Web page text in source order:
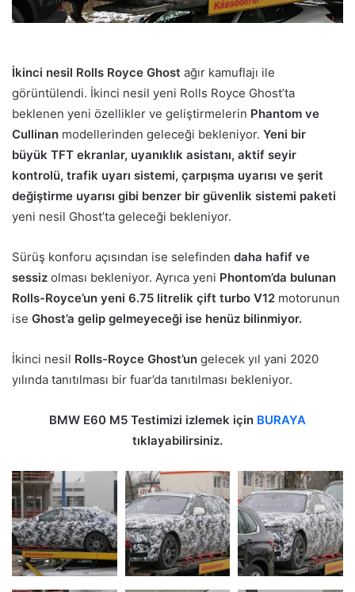
İkinci nesil Rolls Royce Ghost ağır kamuflajı ile
görüntülendi. İkinci nesil yeni Rolls Royce Ghost’ta
beklenen yeni özellikler ve geliştirmelerin Phantom ve
Cullinan modellerinden geleceği bekleniyor. Yeni bir
büyük TFT ekranlar, uyanıklık asistanı, aktif seyir
kontrolü, trafik uyarı sistemi, çarpışma uyarısı ve şerit
değiştirme uyarısı gibi benzer bir güvenlik sistemi paketi
yeni nesil Ghost’ta geleceği bekleniyor.
Sürüş konforu açısından ise selefinden daha hafif ve
sessiz olması bekleniyor. Ayrıca yeni Phontom’da bulunan
Rolls-Royce’un yeni 6.75 litrelik çift turbo V12 motorunun
ise Ghost’a gelip gelmeyeceği ise henüz bilinmiyor.
İkinci nesil Rolls-Royce Ghost’un gelecek yıl yani 2020
yılında tanıtılması bir fuar’da tanıtılması bekleniyor.
BMW E60 M5 Testimizi izlemek için BURAYA
tıklayabilirsiniz.